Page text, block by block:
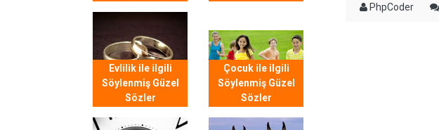
Evlilik ile ilgili
Söylenmiş Güzel
Sözler
Çocuk ile ilgili
Söylenmiş Güzel
Sözler
PhpCoder